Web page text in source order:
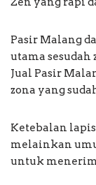
Pasir Malang
utama sesudah
Jual Pasir
zona yang
Ketebalan
melainkan
untuk